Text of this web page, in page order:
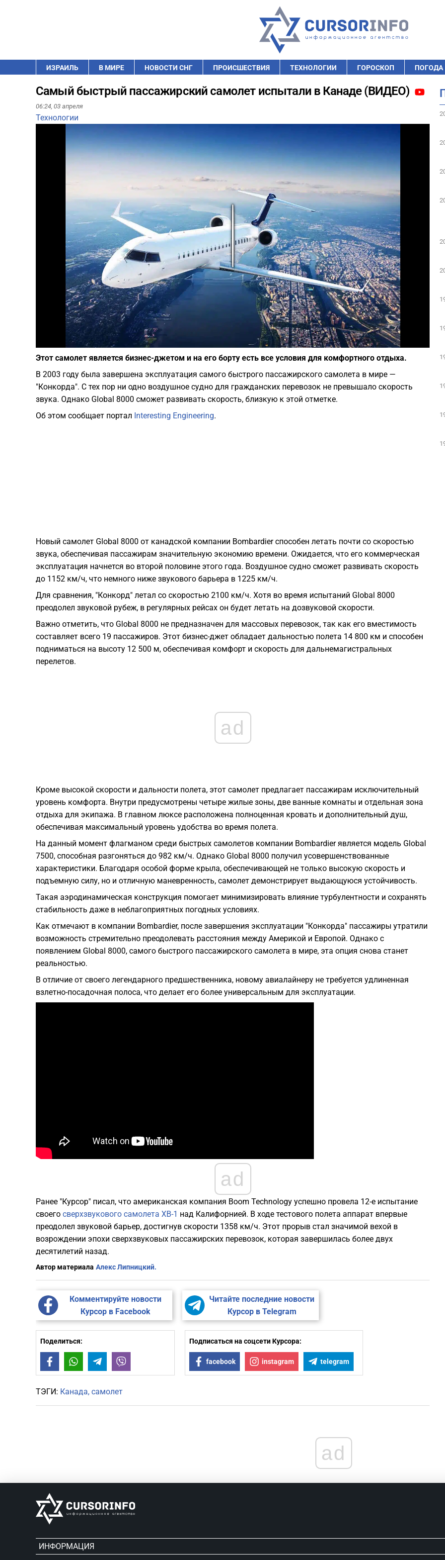
ИЗРАИЛЬ В МИРЕ НОВОСТИ СНГ ПРОИСШЕСТВИЯ ТЕХНОЛОГИИ ГОРОСКОП ПОГОДА
Самый быстрый пассажирский самолет испытали в Канаде (ВИДЕО)
06:24, 03 апреля
Технологии
Play
Фото: depositphotos.com
Этот самолет является бизнес-джетом и на его борту есть все условия для комфортного отдыха.
В 2003 году была завершена эксплуатация самого быстрого пассажирского самолета в мире —
"Конкорда". С тех пор ни одно воздушное судно для гражданских перевозок не превышало скорость
звука. Однако Global 8000 сможет развивать скорость, близкую к этой отметке.
Об этом сообщает портал Interesting Engineering.
Новый самолет Global 8000 от канадской компании Bombardier способен летать почти со скоростью
звука, обеспечивая пассажирам значительную экономию времени. Ожидается, что его коммерческая
эксплуатация начнется во второй половине этого года. Воздушное судно сможет развивать скорость
до 1152 км/ч, что немного ниже звукового барьера в 1225 км/ч.
Для сравнения, "Конкорд" летал со скоростью 2100 км/ч. Хотя во время испытаний Global 8000
преодолел звуковой рубеж, в регулярных рейсах он будет летать на дозвуковой скорости.
Важно отметить, что Global 8000 не предназначен для массовых перевозок, так как его вместимость
составляет всего 19 пассажиров. Этот бизнес-джет обладает дальностью полета 14 800 км и способен
подниматься на высоту 12 500 м, обеспечивая комфорт и скорость для дальнемагистральных
перелетов.
ad
Кроме высокой скорости и дальности полета, этот самолет предлагает пассажирам исключительный
уровень комфорта. Внутри предусмотрены четыре жилые зоны, две ванные комнаты и отдельная зона
отдыха для экипажа. В главном люксе расположена полноценная кровать и дополнительный душ,
обеспечивая максимальный уровень удобства во время полета.
На данный момент флагманом среди быстрых самолетов компании Bombardier является модель Global
7500, способная разгоняться до 982 км/ч. Однако Global 8000 получил усовершенствованные
характеристики. Благодаря особой форме крыла, обеспечивающей не только высокую скорость и
подъемную силу, но и отличную маневренность, самолет демонстрирует выдающуюся устойчивость.
Такая аэродинамическая конструкция помогает минимизировать влияние турбулентности и сохранять
стабильность даже в неблагоприятных погодных условиях.
Как отмечают в компании Bombardier, после завершения эксплуатации "Конкорда" пассажиры утратили
возможность стремительно преодолевать расстояния между Америкой и Европой. Однако с
появлением Global 8000, самого быстрого пассажирского самолета в мире, эта опция снова станет
реальностью.
В отличие от своего легендарного предшественника, новому авиалайнеру не требуется удлиненная
взлетно-посадочная полоса, что делает его более универсальным для эксплуатации.
ad
Ранее "Курсор" писал, что американская компания Boom Technology успешно провела 12-е испытание
своего сверхзвукового самолета XB-1 над Калифорнией. В ходе тестового полета аппарат впервые
преодолел звуковой барьер, достигнув скорости 1358 км/ч. Этот прорыв стал значимой вехой в
возрождении эпохи сверхзвуковых пассажирских перевозок, которая завершилась более двух
десятилетий назад.
Автор материала Алекс Липницкий.
Комментируйте новости
Курсор в Facebook
Читайте последние новости
Курсор в Telegram
Поделиться:
FacebookWhatsAppTelegram
Подписаться на соцсети Курсора:
facebook instagram telegram
ТЭГИ: Канада самолет
ad
ИНФОРМАЦИЯ